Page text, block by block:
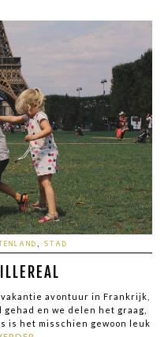
, STAD
avontuur in Frankrijk,
en we delen het graag,
is het misschien gewoon leuk